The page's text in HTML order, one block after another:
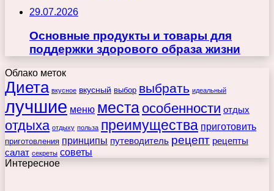
29.07.2026
Основные продукты и товары для
поддержки здорового образа жизни
Облако меток
Диета вкусное вкусный выбор выбрать идеальный
лучшие меню места особенности отдых
отдыха отдыху польза преимущества приготовить
приготовления принципы путеводитель рецепт рецепты
салат секреты советы
Интересное